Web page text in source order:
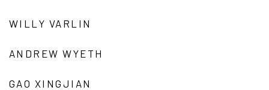
WILLY VARLIN
ANDREW WYETH
GAO XINGJIAN